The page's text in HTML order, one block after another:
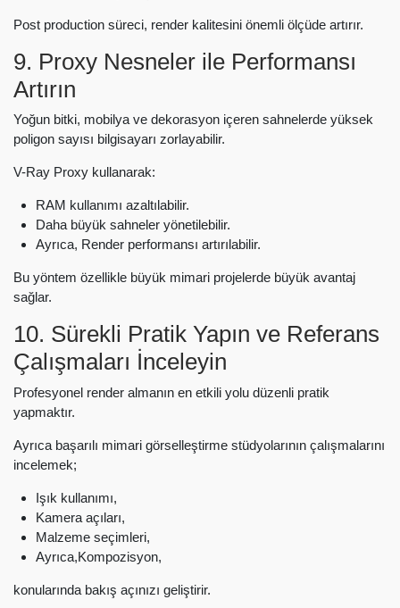
Post production süreci, render kalitesini önemli ölçüde artırır.
9. Proxy Nesneler ile Performansı
Artırın
Yoğun bitki, mobilya ve dekorasyon içeren sahnelerde yüksek
poligon sayısı bilgisayarı zorlayabilir.
V-Ray Proxy kullanarak:
RAM kullanımı azaltılabilir.
Daha büyük sahneler yönetilebilir.
Ayrıca, Render performansı artırılabilir.
Bu yöntem özellikle büyük mimari projelerde büyük avantaj
sağlar.
10. Sürekli Pratik Yapın ve Referans
Çalışmaları İnceleyin
Profesyonel render almanın en etkili yolu düzenli pratik
yapmaktır.
Ayrıca başarılı mimari görselleştirme stüdyolarının çalışmalarını
incelemek;
Işık kullanımı,
Kamera açıları,
Malzeme seçimleri,
Ayrıca,Kompozisyon,
konularında bakış açınızı geliştirir.